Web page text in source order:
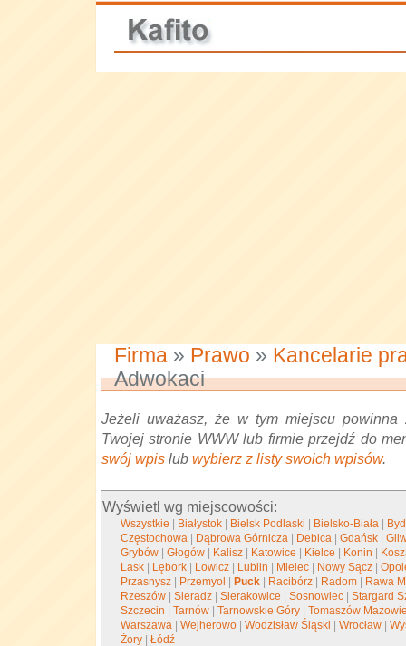
Firma » Prawo » Kancelarie
Adwokaci
Jeżeli uważasz, że w tym miejscu powinna
Twojej stronie WWW lub firmie przejdź do
swój wpis lub wybierz z listy swoich wpisów.
Wyświetl wg miejscowości:
Wszystkie Białystok Bielsk Podlaski Bielsko-Biała
Częstochowa
Dąbrowa Górnicza Debica |Gdańsk |
Grybów |Głogów Kalisz Katowice Kielce Konin
Lask
Lębork Lowicz Lublin Mielec Nowy Sącz |
Przasnysz
Przemyol Puck Racibórz Radom
Rawa
Rzeszów |Sieradz |Sierakowice |Sosnowiec |Stargard
Szczecin |Tarnów |Tarnowskie Góry |Tomaszów
Warszawa |Wejherowo |Wodzisław Śląski |Wrocław |
Żory |Łódź